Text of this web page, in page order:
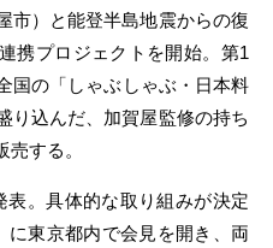
市）と能登半島地震からの復
携プロジェクトを開始。第1
国の「しゃぶしゃぶ・日本料
込んだ、加賀屋監修の持ち
する。
。具体的な取り組みが決定
に東京都内で会見を開き、両